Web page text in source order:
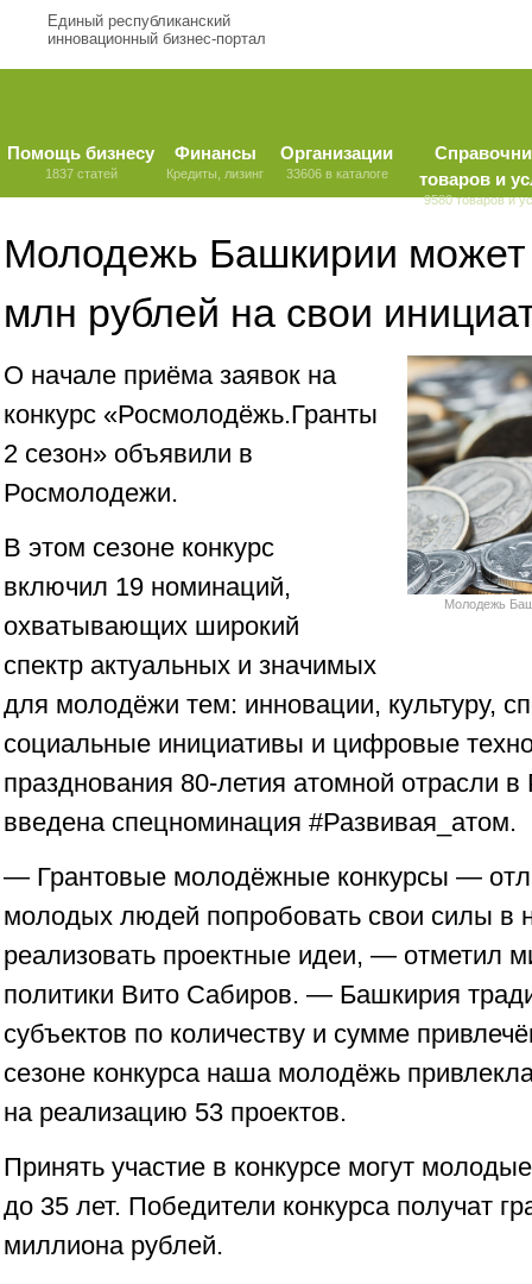
Единый республиканский
инновационный бизнес-портал
Помощь бизнесу
1837 статей
Финансы
Кредиты, лизинг
Организации
33606 в каталоге
товаров и
9580 товаров и
Молодежь Башкирии может
млн рублей на свои
Молодежь
О начале приёма заявок на
конкурс «Росмолодёжь.Гранты
2 сезон» объявили в
Росмолодежи.
В этом сезоне конкурс
включил 19 номинаций,
охватывающих широкий
спектр актуальных и значимых
для молодёжи тем: инновации, культуру,
социальные инициативы и цифровые
празднования 80-летия атомной отрасли в
введена спецноминация #Развивая_атом.
— Грантовые молодëжные конкурсы —
молодых людей попробовать свои силы в
реализовать проектные идеи, — отметил
политики Вито Сабиров. — Башкирия
субъектов по количеству и сумме
сезоне конкурса наша молодëжь
на реализацию 53 проектов.
Принять участие в конкурсе могут
до 35 лет. Победители конкурса получат
миллиона рублей.